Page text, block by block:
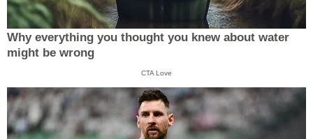
Why everything you thought you knew about water
might be wrong
CTA Love